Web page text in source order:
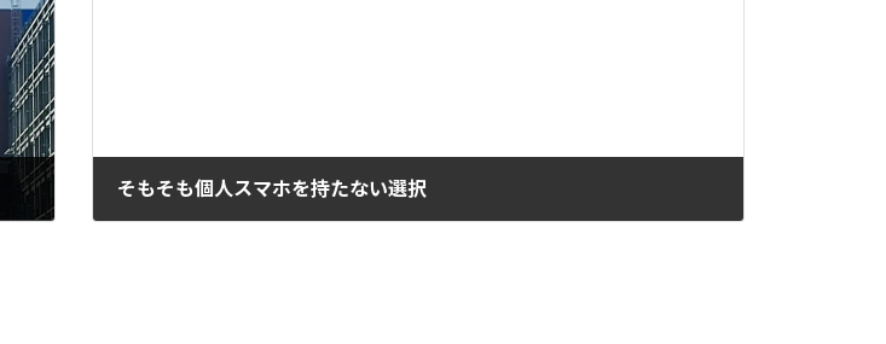
そもそも個人スマホを持たない選択